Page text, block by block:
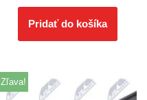
Pridať do košíka
Zľava!